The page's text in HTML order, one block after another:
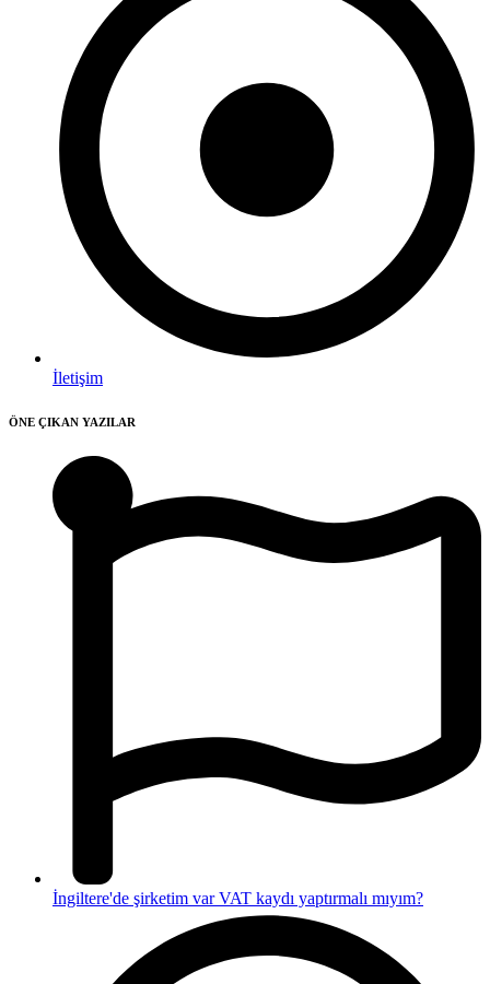
İletişim
ÖNE ÇIKAN YAZILAR
İngiltere'de şirketim var VAT kaydı yaptırmalı mıyım?